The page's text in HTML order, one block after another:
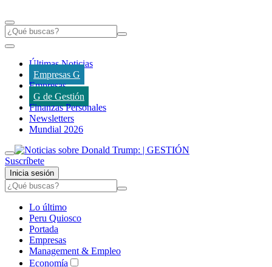
Últimas Noticias
Empresas G
Empresas
G de Gestión
Finanzas Personales
Newsletters
Mundial 2026
Suscríbete
Inicia sesión
Lo último
Peru Quiosco
Portada
Empresas
Management & Empleo
Economía